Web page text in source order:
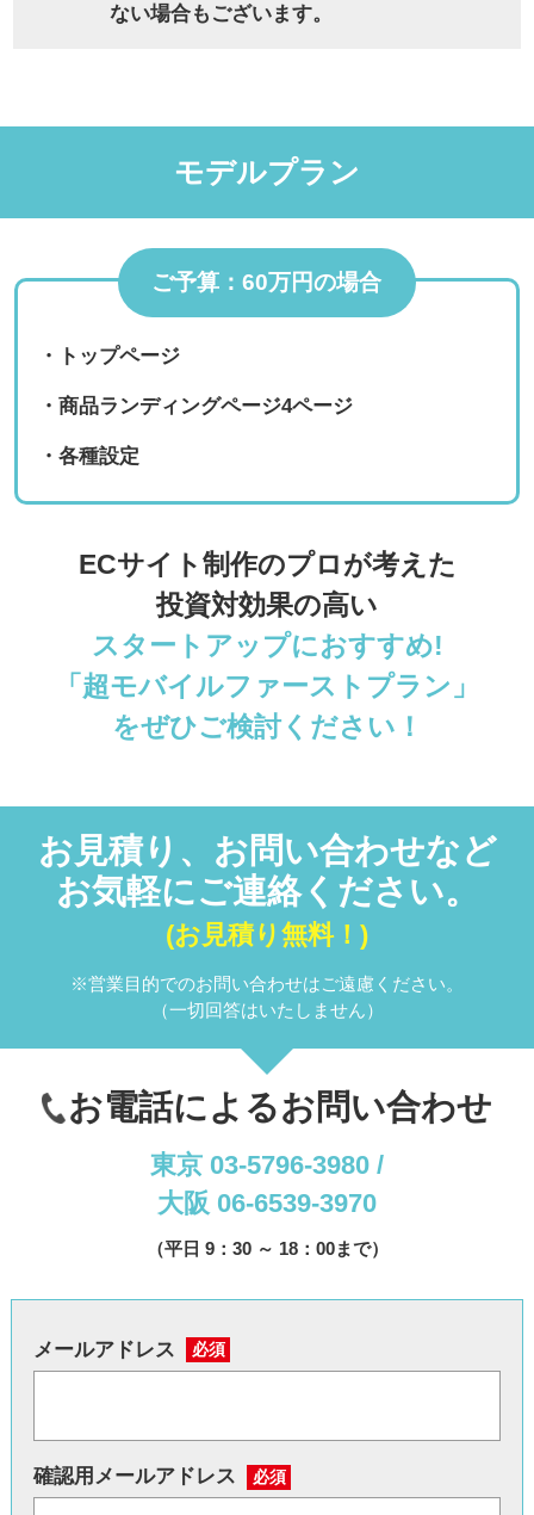
ない場合もございます。
モデルプラン
ご予算：60万円の場合
・トップページ
・商品ランディングページ4ページ
・各種設定
ECサイト制作のプロが考えた
投資対効果の高い
スタートアップにおすすめ!
「超モバイルファーストプラン」
をぜひご検討ください！
お見積り、お問い合わせなど
お気軽にご連絡ください。
(お見積り無料！)
※営業目的でのお問い合わせはご遠慮ください。
（一切回答はいたしません）
お電話によるお問い合わせ
東京 03-5796-3980 /
大阪 06-6539-3970
（平日 9：30 ～ 18：00まで）
メールアドレス 必須
確認用メールアドレス 必須